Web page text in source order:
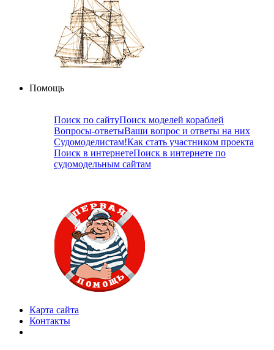
Помощь
Поиск по сайтуПоиск моделей кораблей
Вопросы-ответыВаши вопрос и ответы на них
Судомоделистам!Как стать участником проекта
Поиск в интернетеПоиск в интернете по
судомодельным сайтам
Карта сайта
Контакты